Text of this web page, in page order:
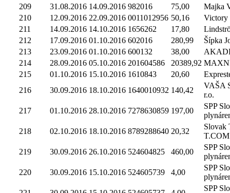
209
31.08.2016 14.09.2016 982016 75,00
Majka
210
12.09.2016 22.09.2016 0011012956 50,16
Victory
211
14.09.2016 14.10.2016 1656262 17,80
212
17.09.2016 01.10.2016 602016 280,99
Šípka
213
23.09.2016 01.10.2016 600132 38,00
214
28.09.2016 05.10.2016 201604586 20389,92
215
01.10.2016 15.10.2016 1610843 20,60
216
30.09.2016 18.10.2016 1640010932 140,42
VAŠA
r.o.
217
01.10.2016 28.10.2016 7278630859 197,00
SPP
218
02.10.2016 18.10.2016 8789288640 20,32
Slovak
T.COM
219
30.09.2016 26.10.2016 524604825 460,00
SPP
220
30.09.2016 15.10.2016 524605739 4,00
SPP
SPP